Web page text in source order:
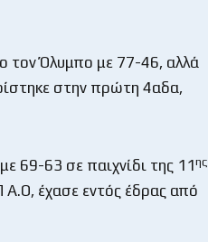
τον Όλυμπο με 77-46, αλλά
στην πρώτη 4αδα,
69-63 σε παιχνίδι της 11ης
έχασε εντός έδρας από